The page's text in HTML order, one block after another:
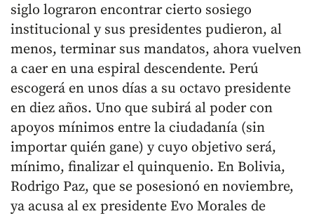
siglo lograron encontrar cierto sosiego
institucional y sus presidentes pudieron, al
menos, terminar sus mandatos, ahora vuelven
a caer en una espiral descendente. Perú
escogerá en unos días a su octavo presidente
en diez años. Uno que subirá al poder con
apoyos mínimos entre la ciudadanía (sin
importar quién gane) y cuyo objetivo será,
mínimo, finalizar el quinquenio. En Bolivia,
Rodrigo Paz, que se posesionó en noviembre,
ya acusa al ex presidente Evo Morales de